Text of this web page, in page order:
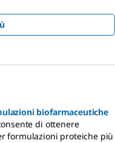
biofarmaceutiche
di ottenere
formulazioni proteiche più